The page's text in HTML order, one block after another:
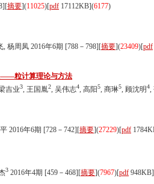
摘要](11025)[pdf 17112KB](6177)
杨周凤 2016年6期 [788－798][摘要](23409)[pdf
——粒计算理论与方法
吉业3, 王国胤2, 吴伟志4, 高阳5, 商琳5, 顾沈明4,
2016年6期 [728－742][摘要](27229)[pdf
3 2016年4期 [459－468][摘要](7967)[pdf 948KB]